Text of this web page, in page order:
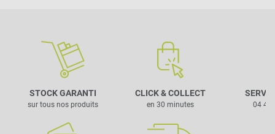
STOCK GARANTI
sur tous nos produits
CLICK & COLLECT
en 30 minutes 04 42